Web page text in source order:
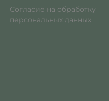
Согласие на обработку
персональных данных